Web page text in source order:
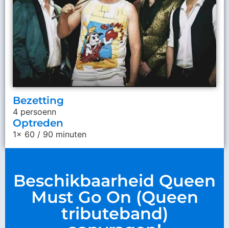
Bezetting
4 persoenn
Optreden
1x 60 / 90 minuten
Beschikbaarheid Queen
Must Go On (Queen
tributeband)